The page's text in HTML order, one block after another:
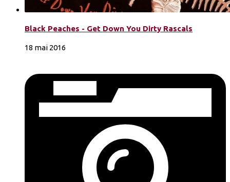
Black Peaches - Get Down You Dirty Rascals
18 mai 2016